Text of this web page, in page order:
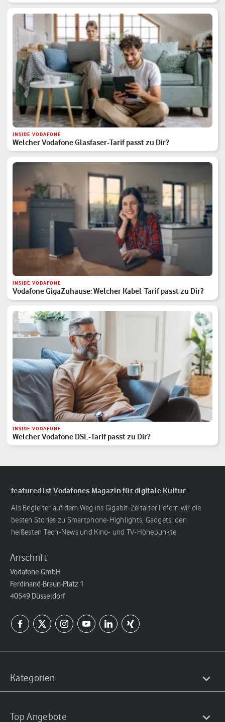
INSIDE VODAFONE
Welcher Vodafone Glasfaser-Tarif passt zu Dir?
INSIDE VODAFONE
Vodafone GigaZuhause: Welcher Kabel-Tarif passt zu Dir?
INSIDE VODAFONE
Welcher Vodafone DSL-Tarif passt zu Dir?
featured ist Vodafones Magazin für digitale Kultur
Als Begleiter auf dem Weg ins Gigabit-Zeitalter liefern wir die
besten Stories zu Smartphone-Highlights, Gadgets, den
heißesten Tech-News und Kino- und TV-Höhepunkte.
Anschrift
Vodafone GmbH
Ferdinand-Braun-Platz 1
40549 Düsseldorf
Kategorien
Top Angebote